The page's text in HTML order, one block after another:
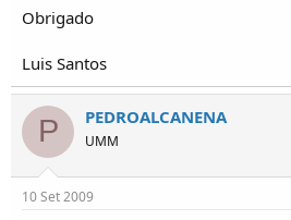
Obrigado
Luis Santos
P PEDROALCANENA
UMM
10 Set 2009